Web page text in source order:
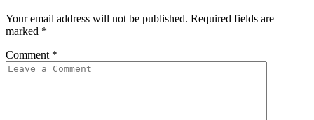
Your email address will not be published. Required fields are
marked *
Comment *